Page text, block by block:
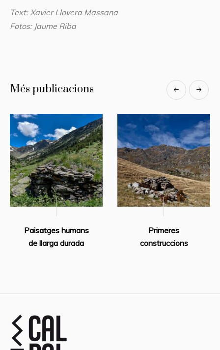
Text: Xavier Llovera Massana
Fotos: Jaume Riba
Més publicacions
Paisatges humans
de llarga durada
Primeres
construccions